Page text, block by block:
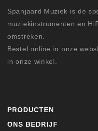
Spanjaard Muziek is de
muziekinstrumenten en
omstreken.
Bestel online in onze
in onze winkel.
PRODUCTEN
ONS BEDRIJF